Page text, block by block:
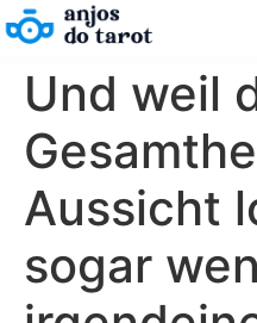
Und weil
Aussicht
sogar